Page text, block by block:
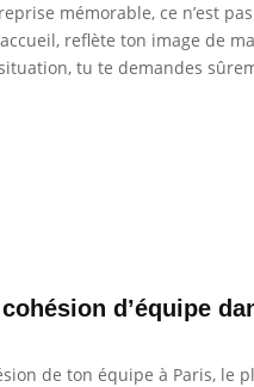
mémorable, ce n’est
reflète ton image de
tu te demandes
d’équipe
de ton équipe à Paris, le